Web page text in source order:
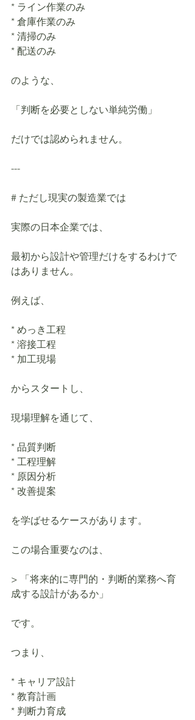
* ライン作業のみ
* 倉庫作業のみ
* 清掃のみ
* 配送のみ
のような、
「判断を必要としない単純労働」
だけでは認められません。
---
# ただし現実の製造業では
実際の日本企業では、
最初から設計や管理だけをするわけで
はありません。
例えば、
* めっき工程
* 溶接工程
* 加工現場
からスタートし、
現場理解を通じて、
* 品質判断
* 工程理解
* 原因分析
* 改善提案
を学ばせるケースがあります。
この場合重要なのは、
> 「将来的に専門的・判断的業務へ育
成する設計があるか」
です。
つまり、
* キャリア設計
* 教育計画
* 判断力育成